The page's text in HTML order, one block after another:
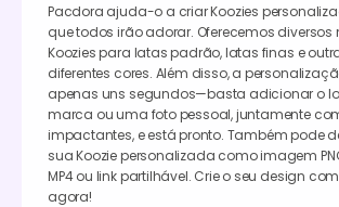
Pacdora ajuda-o a criar Koozies
que todos irão adorar. Oferecemos diversos
Koozies para latas padrão, latas finas e
diferentes cores. Além disso, a
apenas uns segundos—basta adicionar o
marca ou uma foto pessoal, juntamente
impactantes, e está pronto. Também pode
sua Koozie personalizada como imagem
MP4 ou link partilhável. Crie o seu design
agora!